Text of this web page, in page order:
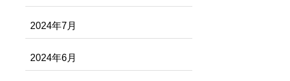
2024年7月
2024年6月